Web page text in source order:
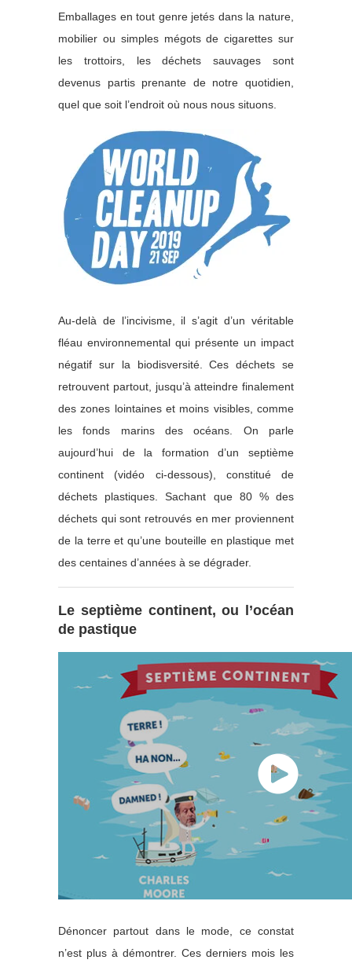
Emballages en tout genre jetés dans la nature,
mobilier ou simples mégots de cigarettes sur
les trottoirs, les déchets sauvages sont
devenus partis prenante de notre quotidien,
quel que soit l’endroit où nous nous situons.
Au-delà de l’incivisme, il s’agit d’un véritable
fléau environnemental qui présente un impact
négatif sur la biodisversité. Ces déchets se
retrouvent partout, jusqu’à atteindre finalement
des zones lointaines et moins visibles, comme
les fonds marins des océans. On parle
aujourd’hui de la formation d’un septième
continent (vidéo ci-dessous), constitué de
déchets plastiques. Sachant que 80 % des
déchets qui sont retrouvés en mer proviennent
de la terre et qu’une bouteille en plastique met
des centaines d’années à se dégrader.
Le septième continent, ou l’océan
de pastique
Dénoncer partout dans le mode, ce constat
n’est plus à démontrer. Ces derniers mois les